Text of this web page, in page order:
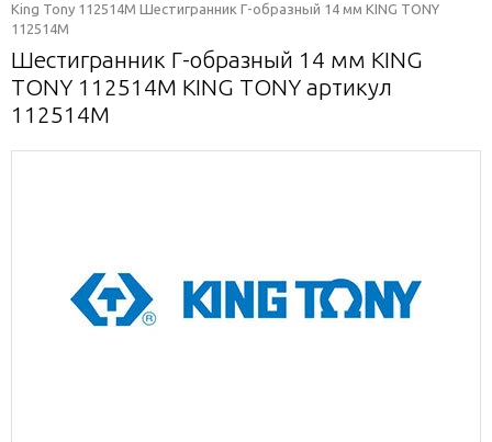
King Tony 112514M Шестигранник Г-образный 14 мм KING TONY
112514M
Шестигранник Г-образный 14 мм KING
TONY 112514M KING TONY артикул
112514M